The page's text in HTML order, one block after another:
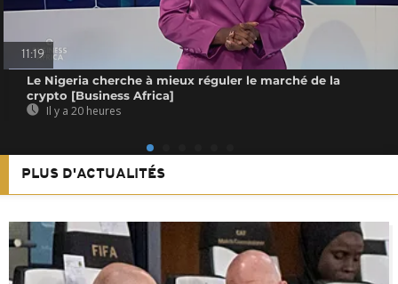
11:19
Le Nigeria cherche à mieux réguler le marché de la
crypto [Business Africa]
Il y a 20 heures
PLUS D'ACTUALITÉS